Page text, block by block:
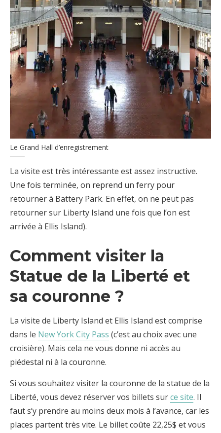
Le Grand Hall d’enregistrement
La visite est très intéressante est assez instructive.
Une fois terminée, on reprend un ferry pour
retourner à Battery Park. En effet, on ne peut pas
retourner sur Liberty Island une fois que l’on est
arrivée à Ellis Island).
Comment visiter la
Statue de la Liberté et
sa couronne ?
La visite de Liberty Island et Ellis Island est comprise
dans le New York City Pass (c’est au choix avec une
croisière). Mais cela ne vous donne ni accès au
piédestal ni à la couronne.
Si vous souhaitez visiter la couronne de la statue de la
Liberté, vous devez réserver vos billets surce site. Il
faut s’y prendre au moins deux mois à l’avance, car les
places partent très vite. Le billet coûte 22,25$ et vous